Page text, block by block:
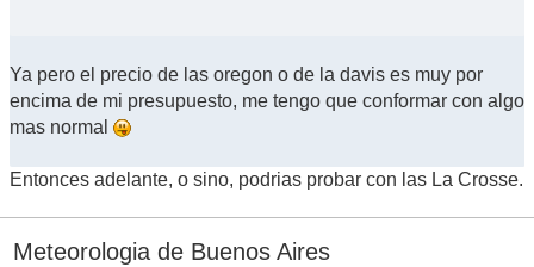
Ya pero el precio de las oregon o de la davis es muy por
encima de mi presupuesto, me tengo que conformar con algo
mas normal
Entonces adelante, o sino, podrias probar con las La Crosse.
Meteorologia de Buenos Aires